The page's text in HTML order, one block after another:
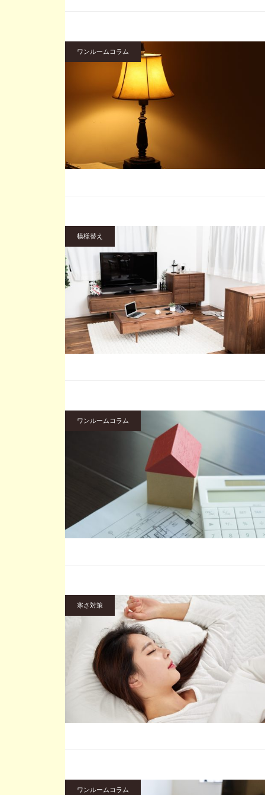
ワンルームコラム
模様替え
ワンルームコラム
寒さ対策
ワンルームコラム